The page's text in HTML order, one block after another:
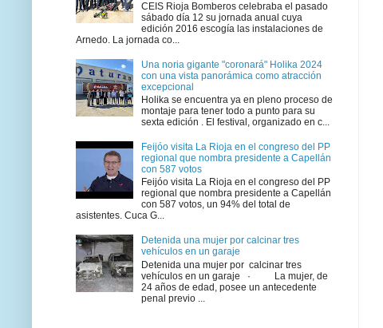
CEIS Rioja Bomberos celebraba el pasado
sábado día 12 su jornada anual cuya
edición 2016 escogía las instalaciones de
Arnedo. La jornada co...
Una noria gigante "coronará" Holika 2024
con una vista panorámica como atracción
excepcional
Holika se encuentra ya en pleno proceso de
montaje para tener todo a punto para su
sexta edición . El festival, organizado en c...
Feijóo visita La Rioja en el congreso del PP
regional que nombra presidente a Capellán
con 587 votos
Feijóo visita La Rioja en el congreso del PP
regional que nombra presidente a Capellán
con 587 votos, un 94% del total de
asistentes. Cuca G...
Detenida una mujer por calcinar tres
vehículos en un garaje
Detenida una mujer por calcinar tres
vehículos en un garaje · La mujer, de
24 años de edad, posee un antecedente
penal previo ...